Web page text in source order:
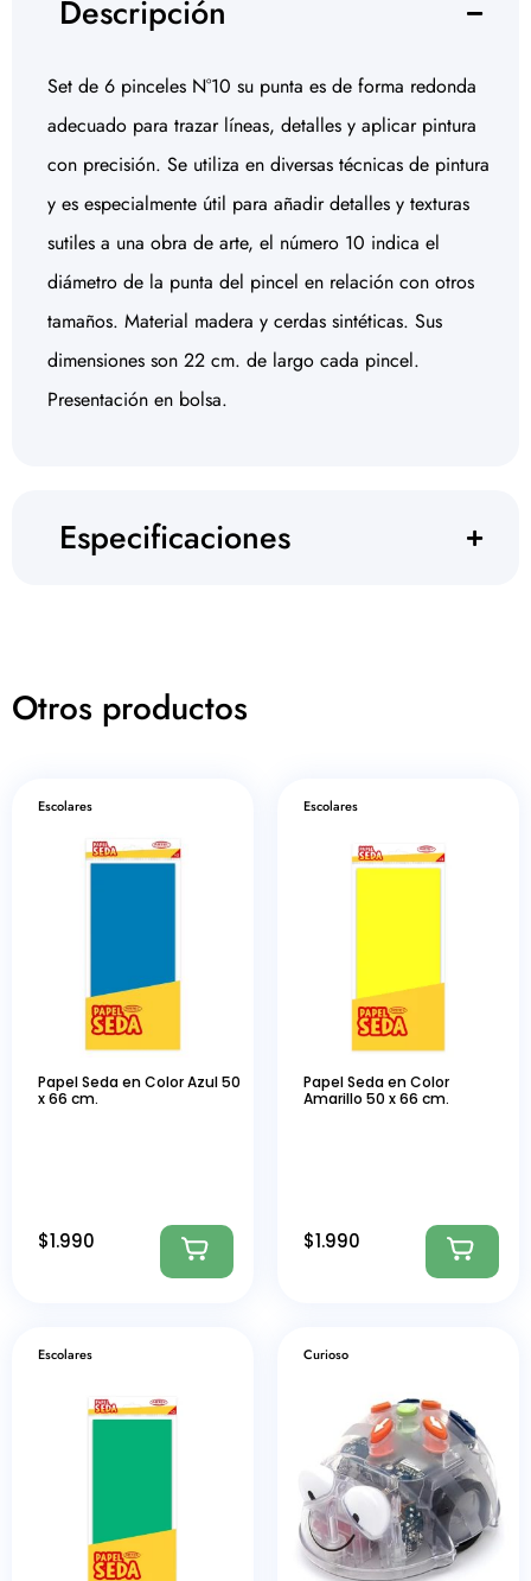
Descripción
Set de 6 pinceles N°10 su punta es de forma redonda
adecuado para trazar líneas, detalles y aplicar pintura
con precisión. Se utiliza en diversas técnicas de pintura
y es especialmente útil para añadir detalles y texturas
sutiles a una obra de arte, el número 10 indica el
diámetro de la punta del pincel en relación con otros
tamaños. Material madera y cerdas sintéticas. Sus
dimensiones son 22 cm. de largo cada pincel.
Presentación en bolsa.
Especificaciones
Otros productos
Escolares
Papel Seda en Color Azul 50
x 66 cm.
$1.990
Escolares
Papel Seda en Color
Amarillo 50 x 66 cm.
$1.990
Escolares Curioso